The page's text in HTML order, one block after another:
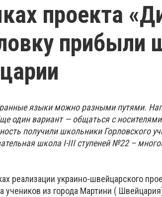
проекта
прибыли
языки можно разными путями.
один вариант — общаться с
получили школьники Горловского
школа І-ІІІ ступеней №22 –
реализации украино-швейцарского
учеников из города Мартини (